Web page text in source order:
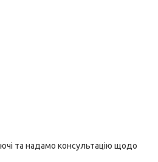
та надамо консультацію щодо